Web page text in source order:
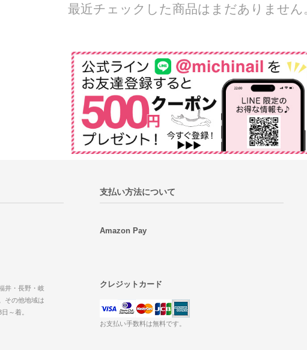
最近チェックした商品はまだありません
井・長野・岐
その他地域は
～着。
支払い方法について
Amazon Pay
クレジットカード
お支払い手数料は無料です。